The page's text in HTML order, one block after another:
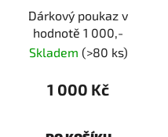
Dárkový poukaz v
hodnotě 1 000,-
Skladem (>80 ks)
1 000 Kč